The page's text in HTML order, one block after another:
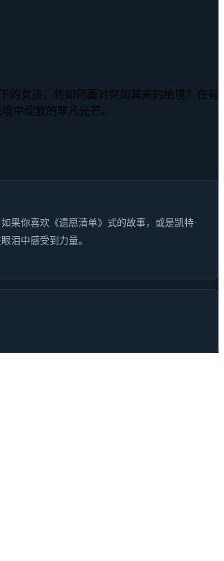
的女孩，将如何面对突如其来的绝境？在有
中绽放的非凡光芒。
果你喜欢《遗愿清单》式的故事，或是凯特·
泪中感受到力量。